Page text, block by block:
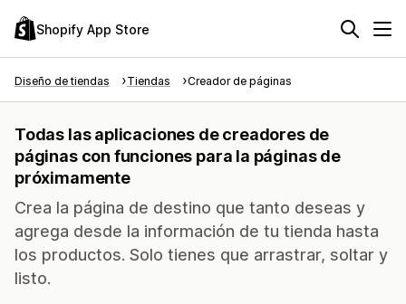
Shopify App Store
Diseño de tiendas Tiendas Creador de páginas
Todas las aplicaciones de creadores de
páginas con funciones para la páginas de
próximamente
Crea la página de destino que tanto deseas y
agrega desde la información de tu tienda hasta
los productos. Solo tienes que arrastrar, soltar y
listo.